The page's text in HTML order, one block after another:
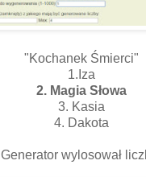
"Kochanek Śmierci"
1.Iza
2. Magia Słowa
3. Kasia
4. Dakota
Generator wylosował